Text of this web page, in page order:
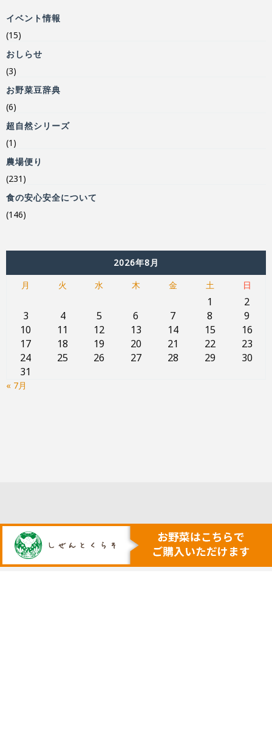
イベント情報
(15)
おしらせ
(3)
お野菜豆辞典
(6)
超自然シリーズ
(1)
農場便り
(231)
食の安心安全について
(146)
2026年8月
月
火 水 木 金 土 日
1
2
3
4 5 6 7 8
9
10
11 12 13 14 15
16
17
18 19 20 21 22
23
24
25 26 27 28 29
30
31
« 7月